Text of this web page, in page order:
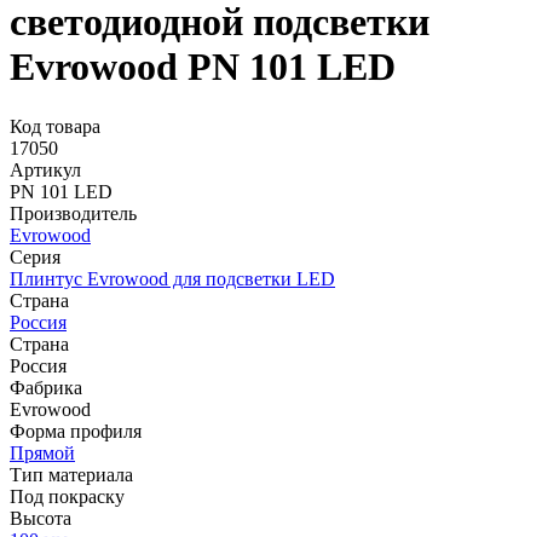
светодиодной подсветки
Evrowood PN 101 LED
Код товара
17050
Артикул
PN 101 LED
Производитель
Evrowood
Серия
Плинтус Evrowood для подсветки LED
Страна
Россия
Страна
Россия
Фабрика
Evrowood
Форма профиля
Прямой
Тип материала
Под покраску
Высота